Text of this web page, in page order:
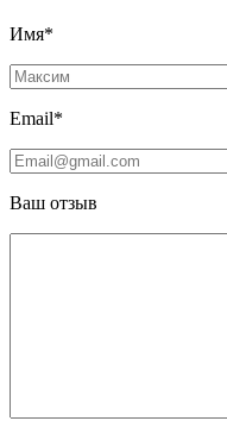
Имя*
Email*
Ваш отзыв